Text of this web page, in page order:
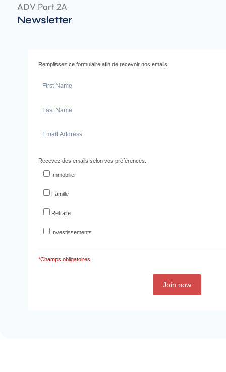
ADV Part 2A
Newsletter
Remplissez ce formulaire afin de recevoir nos emails.
Recevez des emails selon vos préférences.
Immobilier
Famille
Retraite
Investissements
*Champs obligatoires